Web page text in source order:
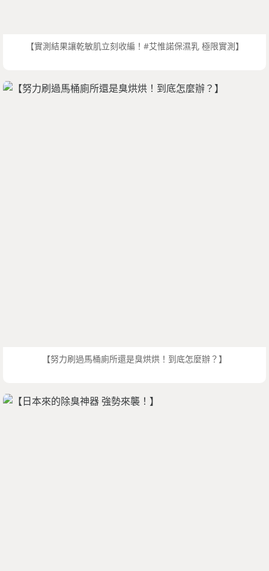
【實測結果讓乾敏肌立刻收編！#艾惟諾保濕乳 極限實測】
【努力刷過馬桶廁所還是臭烘烘！到底怎麼辦？】